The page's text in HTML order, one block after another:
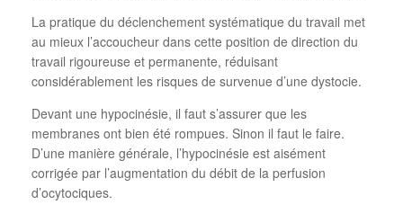
La pratique du déclenchement systématique du travail met
au mieux l’accoucheur dans cette position de direction du
travail rigoureuse et permanente, réduisant
considérablement les risques de survenue d’une dystocie.
Devant une hypocinésie, il faut s’assurer que les
membranes ont bien été rompues. Sinon il faut le faire.
D’une manière générale, l’hypocinésie est aisément
corrigée par l’augmentation du débit de la perfusion
d’ocytociques.